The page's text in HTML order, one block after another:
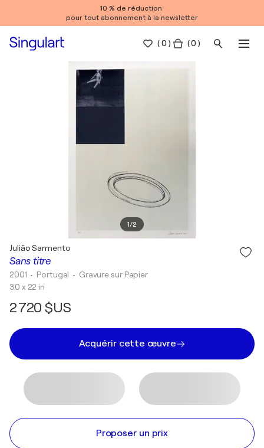
10 % de réduction
pour tout abonnement à la newsletter
(0 ) ( 0 )
1/2
Sans titre
Julião Sarmento
2001 • Portugal • Gravure sur Papier
30 x 22 in
2 720 $US
Acquérir cette œuvre
Proposer un prix